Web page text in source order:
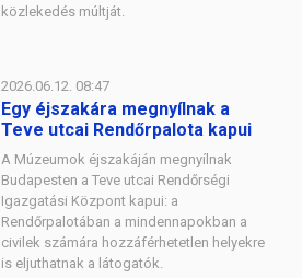
közlekedés múltját.
2026.06.12. 08:47
Egy éjszakára megnyílnak a
Teve utcai Rendőrpalota kapui
A Múzeumok éjszakáján megnyílnak
Budapesten a Teve utcai Rendőrségi
Igazgatási Központ kapui: a
Rendőrpalotában a mindennapokban a
civilek számára hozzáférhetetlen helyekre
is eljuthatnak a látogatók.